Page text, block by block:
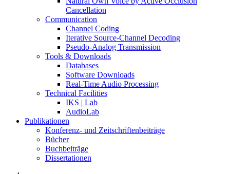
Cancellation
Communication
Channel Coding
Iterative Source-Channel Decoding
Pseudo-Analog Transmission
Tools & Downloads
Databases
Software Downloads
Real-Time Audio Processing
Technical Facilities
IKS | Lab
AudioLab
Publikationen
Konferenz- und Zeitschriftenbeiträge
Bücher
Buchbeiträge
Dissertationen